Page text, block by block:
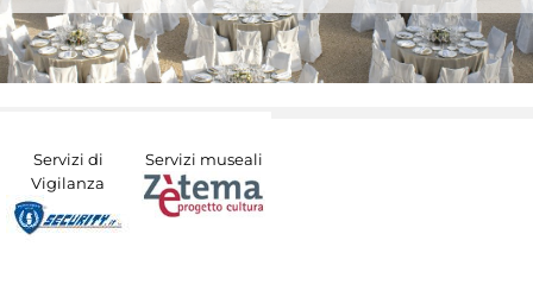
Servizi di
Vigilanza
Servizi museali